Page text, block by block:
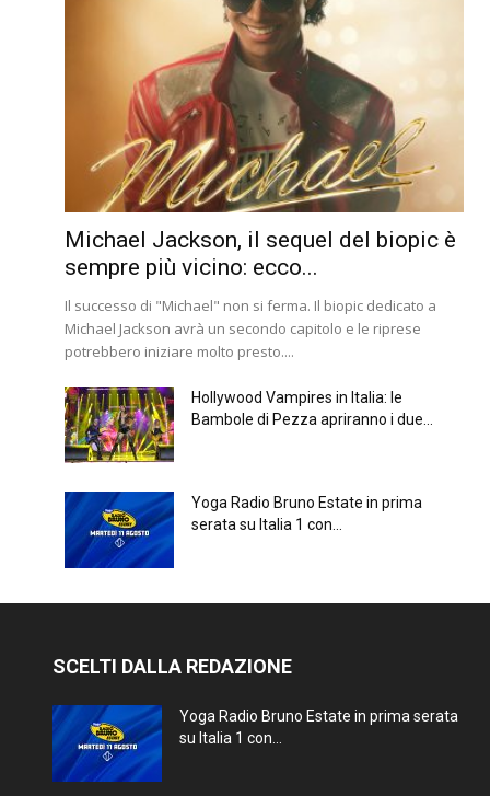
Michael Jackson, il sequel del biopic è
sempre più vicino: ecco...
Il successo di "Michael" non si ferma. Il biopic dedicato a
Michael Jackson avrà un secondo capitolo e le riprese
potrebbero iniziare molto presto....
Hollywood Vampires in Italia: le
Bambole di Pezza apriranno i due...
Yoga Radio Bruno Estate in prima
serata su Italia 1 con...
SCELTI DALLA REDAZIONE
Yoga Radio Bruno Estate in prima serata
su Italia 1 con...